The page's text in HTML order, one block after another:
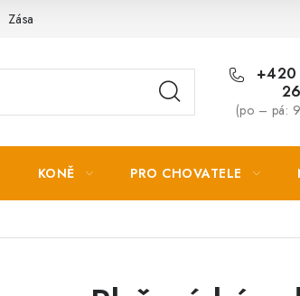
Zásady zpracování osobních údajů
(po – pá:
KONĚ PRO CHOVATELE